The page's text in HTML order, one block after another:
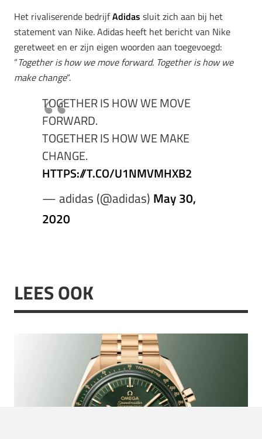
Het rivaliserende bedrijfAdidas sluit zich aan bij het
statement van Nike. Adidas heeft het bericht van Nike
geretweet en er zijn eigen woorden aan toegevoegd:
“Together is how we move forward. Together is how we
make change“.
TOGETHER IS HOW WE MOVE
FORWARD. ⁣
TOGETHER IS HOW WE MAKE
CHANGE.
HTTPS://T.CO/U1NMVMHXB2
— adidas (@adidas) May 30,
2020
LEES OOK